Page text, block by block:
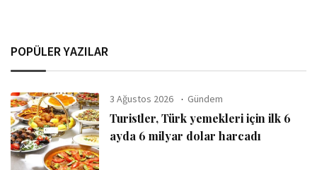
POPÜLER YAZILAR
3 Ağustos 2026 Gündem
Turistler, Türk yemekleri için ilk 6
ayda 6 milyar dolar harcadı